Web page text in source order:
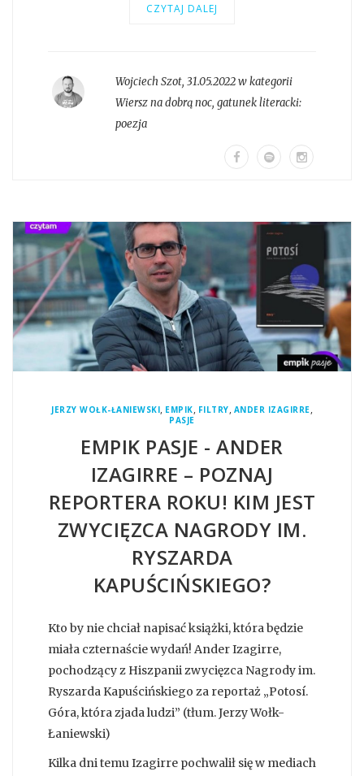
CZYTAJ DALEJ
Wojciech Szot, 31.05.2022 w kategorii
Wiersz na dobrą noc, gatunek literacki:
poezja
JERZY WOŁK-ŁANIEWSKI, EMPIK, FILTRY, ANDER IZAGIRRE,
PASJE
EMPIK PASJE - ANDER
IZAGIRRE – POZNAJ
REPORTERA ROKU! KIM JEST
ZWYCIĘZCA NAGRODY IM.
RYSZARDA
KAPUŚCIŃSKIEGO?
Kto by nie chciał napisać książki, która będzie
miała czternaście wydań! Ander Izagirre,
pochodzący z Hiszpanii zwycięzca Nagrody im.
Ryszarda Kapuścińskiego za reportaż „Potosí.
Góra, która zjada ludzi” (tłum. Jerzy Wołk-
Łaniewski)
Kilka dni temu Izagirre pochwalił się w mediach